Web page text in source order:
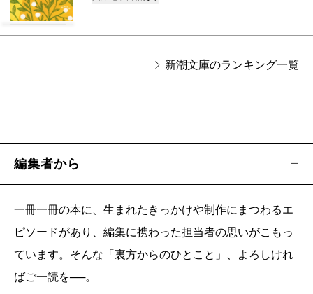
新潮文庫のランキング一覧
編集者から
一冊一冊の本に、生まれたきっかけや制作にまつわるエ
ピソードがあり、編集に携わった担当者の思いがこもっ
ています。そんな「裏方からのひとこと」、よろしけれ
ばご一読を──。